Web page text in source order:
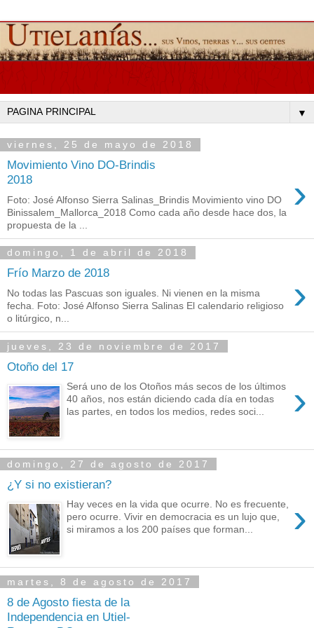
▼
viernes, 25 de mayo de 2018
Movimiento Vino DO-Brindis
2018
›
Foto: José Alfonso Sierra Salinas_Brindis Movimiento vino DO
Binissalem_Mallorca_2018 Como cada año desde hace dos, la
propuesta de la ...
domingo, 1 de abril de 2018
Frío Marzo de 2018 ›
No todas las Pascuas son iguales. Ni vienen en la misma
fecha. Foto: José Alfonso Sierra Salinas El calendario religioso
o litúrgico, n...
jueves, 23 de noviembre de 2017
Otoño del 17
›
Será uno de los Otoños más secos de los últimos
40 años, nos están diciendo cada día en todas
las partes, en todos los medios, redes soci...
domingo, 27 de agosto de 2017
¿Y si no existieran?
›
Hay veces en la vida que ocurre. No es frecuente,
pero ocurre. Vivir en democracia es un lujo que,
si miramos a los 200 países que forman...
martes, 8 de agosto de 2017
8 de Agosto fiesta de la
Independencia en Utiel-